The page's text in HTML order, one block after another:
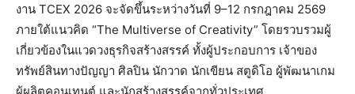
งาน TCEX 2026 จะจัดขึ้นระหว่างวันที่ 9–12 กรกฎาคม 2569
ภายใต้แนวคิด “The Multiverse of Creativity” โดยรวบรวมผู้
เกี่ยวข้องในแวดวงธุรกิจสร้างสรรค์ ทั้งผู้ประกอบการ เจ้าของ
ทรัพย์สินทางปัญญา ศิลปิน นักวาด นักเขียน สตูดิโอ ผู้พัฒนาเกม
ผู้ผลิตคอนเทนต์ และนักสร้างสรรค์จากทั่วประเทศ